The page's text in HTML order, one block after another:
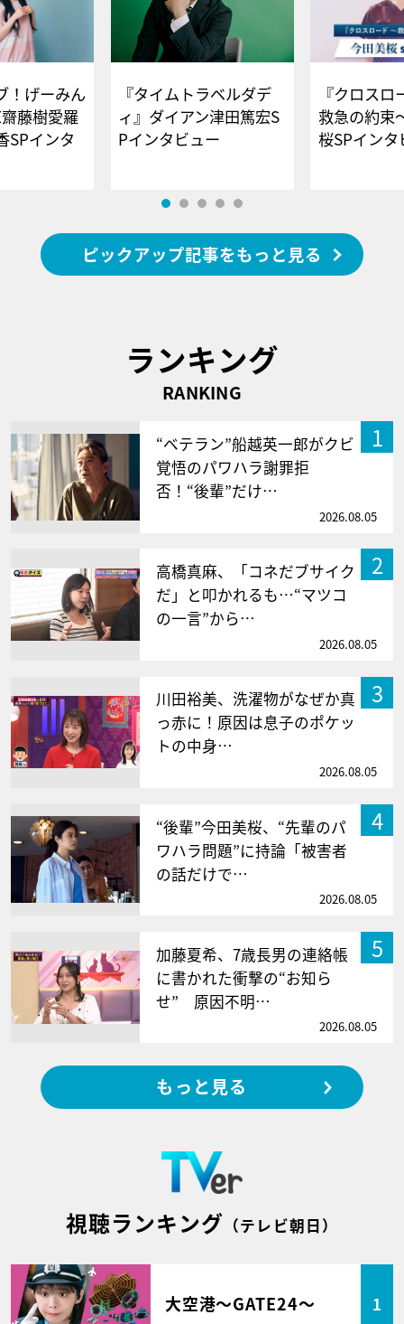
！げーみん
藤樹愛羅
SPインタ
『タイムトラベルダデ
ィ』ダイアン津田篤宏S
Pインタビュー
『クロス
救急の約束
桜SPイ
ピックアップ記事をもっと見る
ランキング
RANKING
1
“ベテラン”船越英一郎がクビ
覚悟のパワハラ謝罪拒
否！“後輩”だけ…
2026.08.05
2
高橋真麻、「コネだブサイク
だ」と叩かれるも…“マツコ
の一言”から…
2026.08.05
3
川田裕美、洗濯物がなぜか真
っ赤に！原因は息子のポケッ
トの中身…
2026.08.05
4
“後輩”今田美桜、“先輩のパ
ワハラ問題”に持論「被害者
の話だけで…
2026.08.05
5
加藤夏希、7歳長男の連絡帳
に書かれた衝撃の“お知ら
せ” 原因不明…
2026.08.05
もっと見る
視聴ランキング （テレビ朝日）
大空港～GATE24～ 1